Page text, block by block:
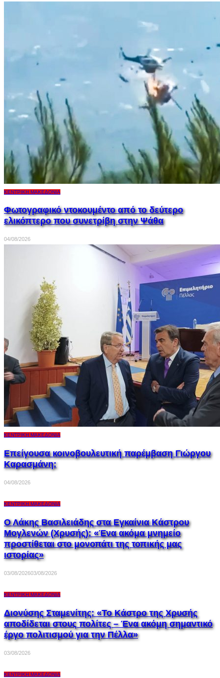
ΚΕΝΤΡΙΚΉ ΜΑΚΕΔΟΝΊΑ
Φωτογραφικό ντοκουμέντο από το δεύτερο
ελικόπτερο που συνετρίβη στην Ψάθα
04/08/2026
ΚΕΝΤΡΙΚΉ ΜΑΚΕΔΟΝΊΑ
Επείγουσα κοινοβουλευτική παρέμβαση Γιώργου
Καρασμάνη:
04/08/2026
ΚΕΝΤΡΙΚΉ ΜΑΚΕΔΟΝΊΑ
Ο Λάκης Βασιλειάδης στα Εγκαίνια Κάστρου
Μογλενών (Χρυσής): «Ένα ακόμα μνημείο
προστίθεται στο μονοπάτι της τοπικής μας
ιστορίας»
03/08/202603/08/2026
ΚΕΝΤΡΙΚΉ ΜΑΚΕΔΟΝΊΑ
Διονύσης Σταμενίτης: «Το Κάστρο της Χρυσής
αποδίδεται στους πολίτες – Ένα ακόμη σημαντικό
έργο πολιτισμού για την Πέλλα»
03/08/2026
ΚΕΝΤΡΙΚΉ ΜΑΚΕΔΟΝΊΑ